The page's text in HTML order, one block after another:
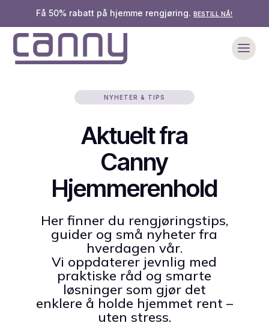
Få 50% rabatt på hjemme rengjøring.BESTILL NÅ!
NYHETER & TIPS
Aktuelt fra
Canny
Hjemmerenhold
Her finner du rengjøringstips,
guider og små nyheter fra
hverdagen vår.
Vi oppdaterer jevnlig med
praktiske råd og smarte
løsninger som gjør det
enklere å holde hjemmet rent –
uten stress.